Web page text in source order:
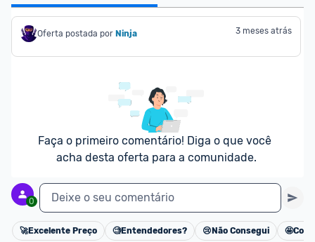
Oferta postada por Ninja 3 meses atrás
Faça o primeiro comentário! Diga o que você
acha desta oferta para a comunidade.
0 Deixe o seu comentário
Cancelar
🚀Excelente Preço 🧐Entendedores? 😢 Não Consegui 🤩